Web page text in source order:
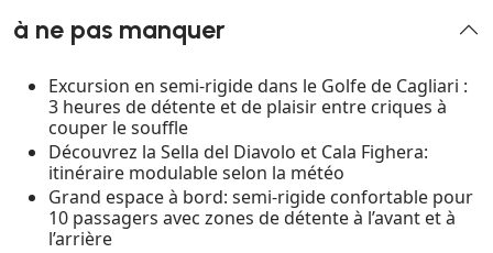
à ne pas manquer
Excursion en semi-rigide dans le Golfe de Cagliari :
3 heures de détente et de plaisir entre criques à
couper le souffle
Découvrez la Sella del Diavolo et Cala Fighera:
itinéraire modulable selon la météo
Grand espace à bord: semi-rigide confortable pour
10 passagers avec zones de détente à l’avant et à
l’arrière